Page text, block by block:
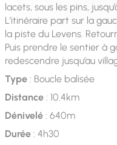
lacets, sous les pins,
L’itinéraire part sur la
la piste du Levens.
Puis prendre le sentier à
redescendre jusqu’au
Type: Boucle balisée
Distance: 10.4km
Dénivelé: 640m
Durée: 4h30